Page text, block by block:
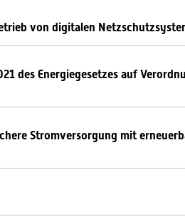
von digitalen
des Energiegesetzes auf
Stromversorgung mit